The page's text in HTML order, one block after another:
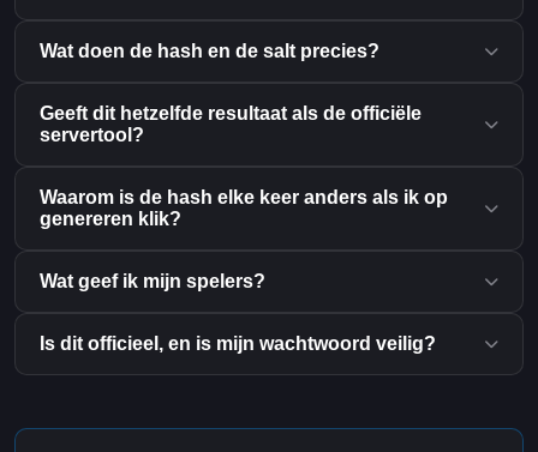
Wat doen de hash en de salt precies?
Geeft dit hetzelfde resultaat als de officiële
servertool?
Waarom is de hash elke keer anders als ik op
genereren klik?
Wat geef ik mijn spelers?
Is dit officieel, en is mijn wachtwoord veilig?